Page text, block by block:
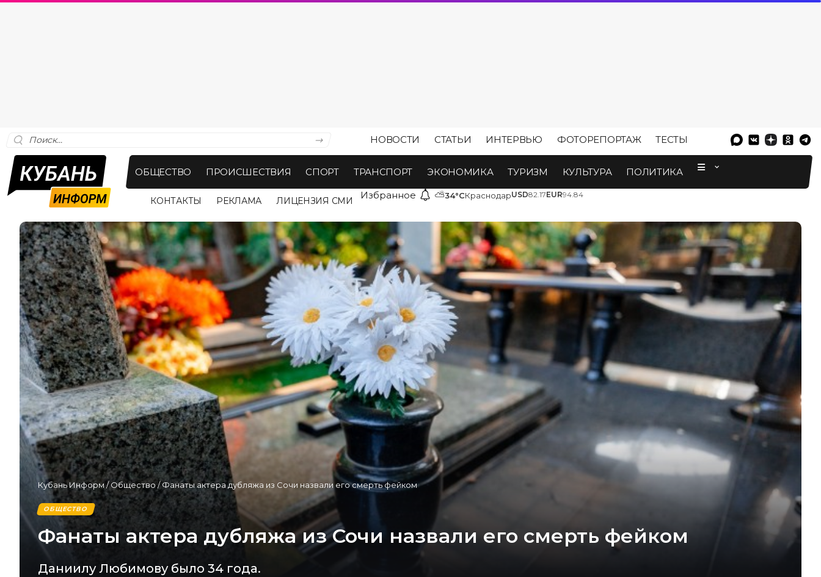
НОВОСТИ СТАТЬИ ИНТЕРВЬЮ ФОТОРЕПОРТАЖ ТЕСТЫ
ОБЩЕСТВО ПРОИСШЕСТВИЯ СПОРТ ТРАНСПОРТ ЭКОНОМИКА ТУРИЗМ КУЛЬТУРА ПОЛИТИКА
КОНТАКТЫ РЕКЛАМА ЛИЦЕНЗИЯ СМИ Избранное ⛅34°CКраснодарUSD82.17EUR94.84
Кубань Информ/Общество/Фанаты актера дубляжа из Сочи назвали его смерть фейком
ОБЩЕСТВО
Фанаты актера дубляжа из Сочи назвали его смерть фейком
Даниилу Любимову было 34 года.